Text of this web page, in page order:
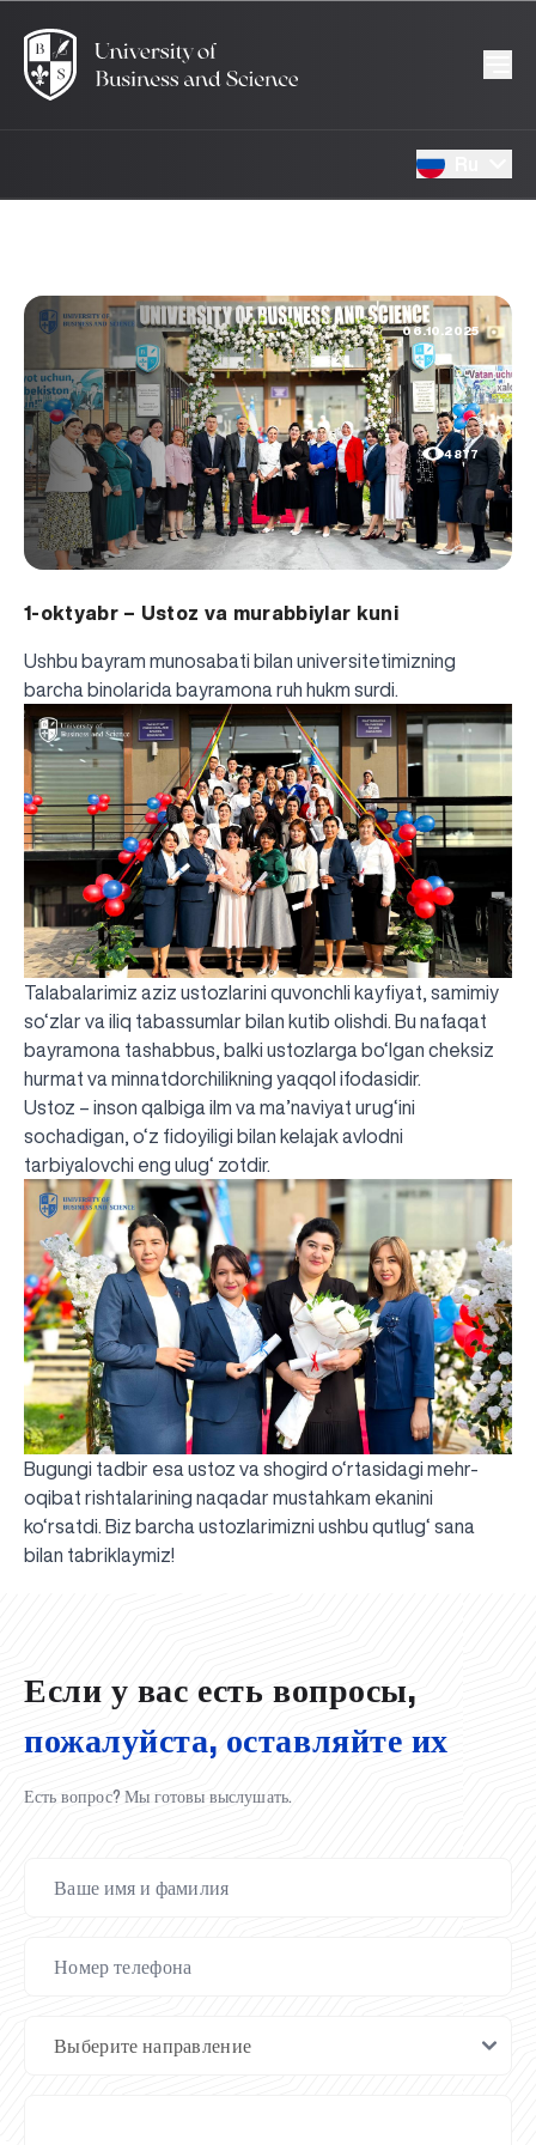
06.10.2025
4877
1-oktyabr – Ustoz va murabbiylar kuni
Ushbu bayram munosabati bilan universitetimizning
barcha binolarida bayramona ruh hukm surdi.
Talabalarimiz aziz ustozlarini quvonchli kayfiyat, samimiy
so‘zlar va iliq tabassumlar bilan kutib olishdi. Bu nafaqat
bayramona tashabbus, balki ustozlarga bo‘lgan cheksiz
hurmat va minnatdorchilikning yaqqol ifodasidir.
Ustoz – inson qalbiga ilm va ma’naviyat urug‘ini
sochadigan, o‘z fidoyiligi bilan kelajak avlodni
tarbiyalovchi eng ulug‘ zotdir.
Bugungi tadbir esa ustoz va shogird o‘rtasidagi mehr-
oqibat rishtalarining naqadar mustahkam ekanini
ko‘rsatdi. Biz barcha ustozlarimizni ushbu qutlug‘ sana
bilan tabriklaymiz!
UBS professori "Yangi O‘zbekiston yosh olimlari"
qatoridan joy oldi!
Вышел новый номер нашей любимой газеты «UBS
Xabarnomasi»!
Анализ деятельности UBS и планы на перспективу
Преподаватели UBS повысили квалификацию в
Кыргызстане
Вперёд к победе, Узбекистан!
НАЗНАЧЕНИЕ
UBS в средствах массовой информации
UBS и выпускники университета удостоены наград
хокимията области
Хотите вывести изучение языка на новый уровень?
Inson kapitaliga yo‘naltirilgan investitsiya — Yangi
O‘zbekiston taraqqiyotining eng muhim tayanchi
Если у вас есть вопросы,
пожалуйста, оставляйте их
Есть вопрос? Мы готовы выслушать.